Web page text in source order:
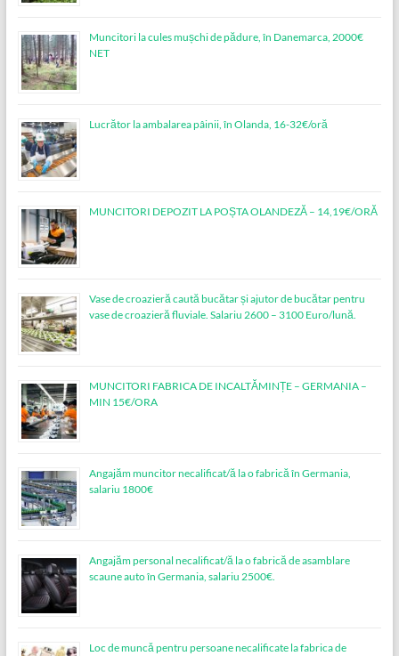
Muncitori la cules mușchi de pădure, în Danemarca, 2000€
NET
Lucrător la ambalarea pâinii, în Olanda, 16-32€/oră
MUNCITORI DEPOZIT LA POȘTA OLANDEZĂ – 14,19€/ORĂ
Vase de croazieră caută bucătar și ajutor de bucătar pentru
vase de croazieră fluviale. Salariu 2600 – 3100 Euro/lună.
MUNCITORI FABRICA DE INCALTĂMINȚE – GERMANIA –
MIN 15€/ORA
Angajăm muncitor necalificat/ă la o fabrică în Germania,
salariu 1800€
Angajăm personal necalificat/ă la o fabrică de asamblare
scaune auto în Germania, salariu 2500€.
Loc de muncǎ pentru persoane necalificate la fabrica de